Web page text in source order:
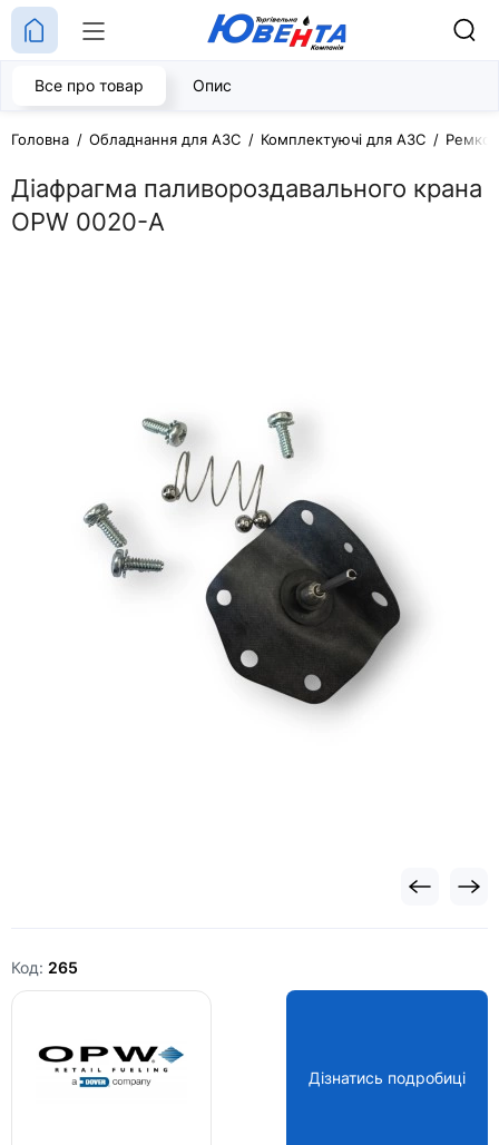
Головна Обладнання для АЗС Комплектуючі для АЗС
Діафрагма паливороздавального крана
OPW 0020-А
Все про товар Опис
Код: 265
Дізнатись подробиці